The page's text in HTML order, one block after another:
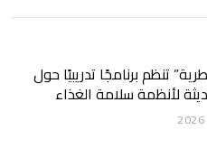
تنظم برنامجًا تدريبيًا حول
لأنظمة سلامة الغذاء